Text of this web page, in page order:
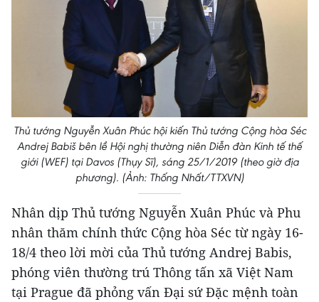
Thủ tướng Nguyễn Xuân Phúc hội kiến Thủ tướng Cộng hòa Séc
Andrej Babiš bên lề Hội nghị thường niên Diễn đàn Kinh tế thế
giới (WEF) tại Davos (Thụy Sĩ), sáng 25/1/2019 (theo giờ địa
phương). (Ảnh: Thống Nhất/TTXVN)
Nhân dịp Thủ tướng Nguyễn Xuân Phúc và Phu
nhân thăm chính thức Cộng hòa Séc từ ngày 16-
18/4 theo lời mời của Thủ tướng Andrej Babis,
phóng viên thường trú Thông tấn xã Việt Nam
tại Prague đã phỏng vấn Đại sứ Đặc mệnh toàn